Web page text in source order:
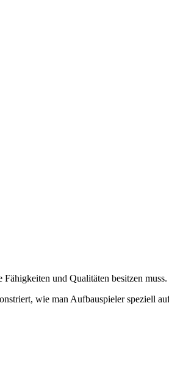
und Qualitäten besitzen muss.
wie man Aufbauspieler speziell